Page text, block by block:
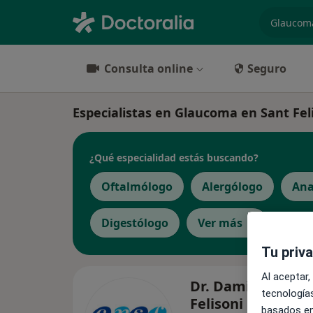
Consulta online Seguro
Especialistas en Glaucoma en Sant
¿Qué especialidad estás buscando?
Oftalmólogo Alergólogo
Digestólogo Ver más
Dr. Damian
Felisoni
Tu
Al
basados